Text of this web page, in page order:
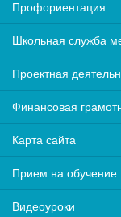
Профориентация
Школьная служба
Проектная
Финансовая
Карта сайта
Прием на обучение
Видеоуроки